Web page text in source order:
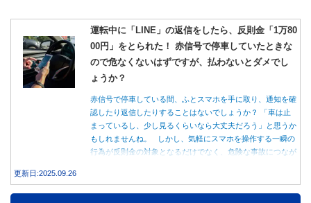
運転中に「LINE」の返信をしたら、反則金「1万80
00円」をとられた！ 赤信号で停車していたときな
ので危なくないはずですが、払わないとダメでし
ょうか？
赤信号で停車している間、ふとスマホを手に取り、通知を確
認したり返信したりすることはないでしょうか？ 「車は止
まっているし、少し見るくらいなら大丈夫だろう」と思うか
もしれませんね。 しかし、気軽にスマホを操作する一瞬の
行為が反則金の対象となるだけでなく、危険な事故につなが
更新日:2025.09.26